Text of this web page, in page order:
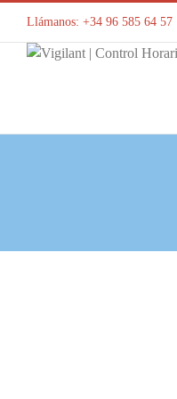
contenido
Llámanos: +34 96 585 64 57